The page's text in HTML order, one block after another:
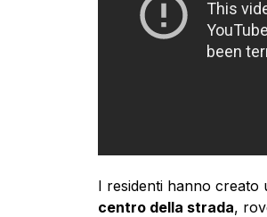
I residenti hanno creato
centro della strada,